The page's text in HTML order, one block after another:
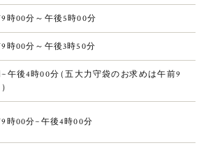
時00分～午後5時00分
時00分～午後3時50分
~午後4時00分（五大力守袋のお求めは午前9
）
時00分~午後4時00分